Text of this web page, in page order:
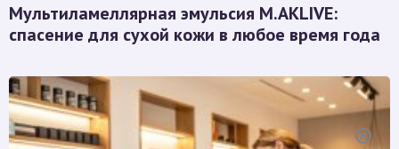
Мультиламеллярная эмульсия M.AKLIVE:
спасение для сухой кожи в любое время года